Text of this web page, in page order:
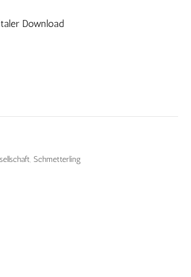
Download
, Schmetterling